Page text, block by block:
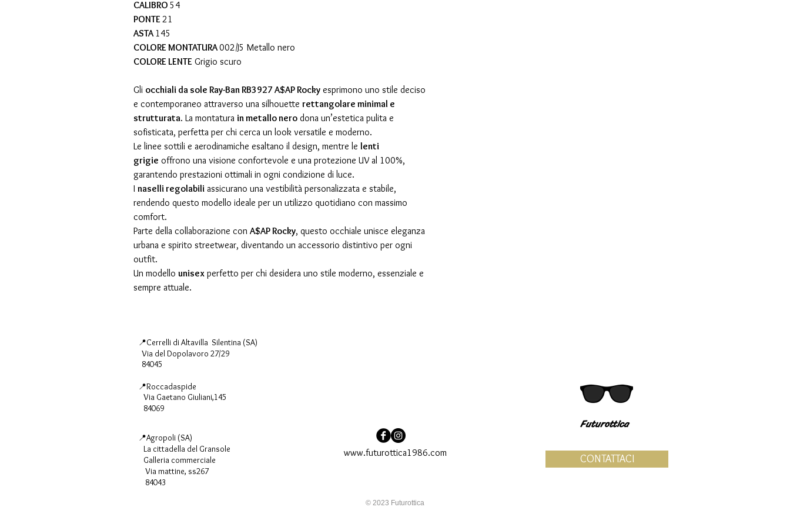
CALIBRO 54
PONTE 21
ASTA 145
COLORE MONTATURA002/J5 Metallo nero
COLORE LENTE Grigio scuro
Gli occhiali da sole Ray-Ban RB3927 A$AP Rocky esprimono uno stile deciso
e contemporaneo attraverso una silhouette rettangolare minimal e
strutturata. La montatura in metallo nero dona un’estetica pulita e
sofisticata, perfetta per chi cerca un look versatile e moderno.
Le linee sottili e aerodinamiche esaltano il design, mentre le lenti
grigie offrono una visione confortevole e una protezione UV al 100%,
garantendo prestazioni ottimali in ogni condizione di luce.
I naselli regolabili assicurano una vestibilità personalizzata e stabile,
rendendo questo modello ideale per un utilizzo quotidiano con massimo
comfort.
Parte della collaborazione con A$AP Rocky, questo occhiale unisce eleganza
urbana e spirito streetwear, diventando un accessorio distintivo per ogni
outfit.
Un modello unisex perfetto per chi desidera uno stile moderno, essenziale e
sempre attuale.
📍Cerrelli di Altavilla Silentina (SA)
Via del Dopolavoro 27/29
84045
📍Roccadaspide
Via Gaetano Giuliani,145
84069
📍Agropoli (SA)
La cittadella del Gransole
Galleria commerciale
Via mattine, ss267
84043
www.futurottica1986.com
Futurottica
CONTATTACI
© 2023 Futurottica